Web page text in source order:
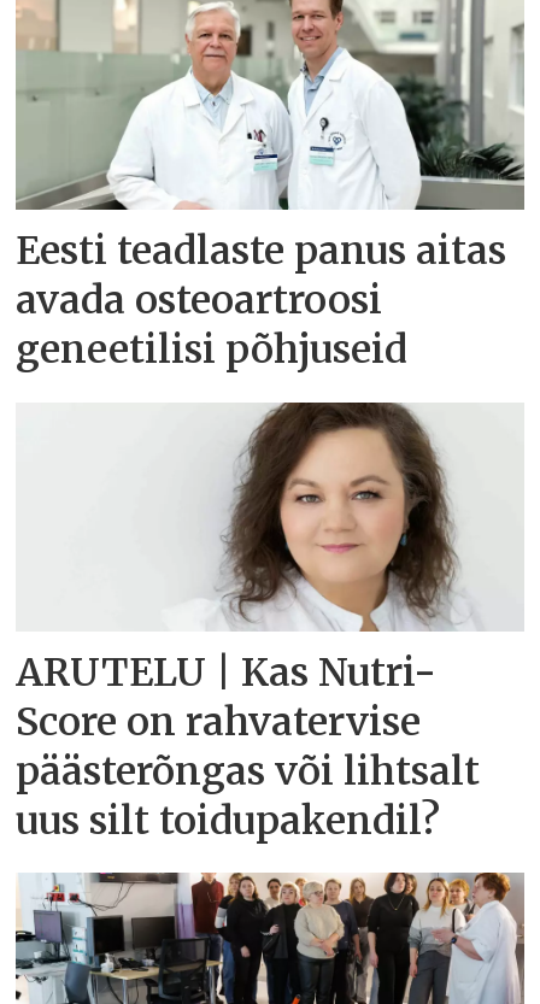
Eesti teadlaste panus aitas
avada osteoartroosi
geneetilisi põhjuseid
ARUTELU | Kas Nutri-
Score on rahvatervise
päästerõngas või lihtsalt
uus silt toidupakendil?